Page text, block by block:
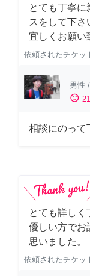
とても丁寧に
スをして下さ
宜しくお願い
依頼されたチケッ
男性 /
sentiment_satisfied 21
相談にのって
とても詳しく
優しい方でお
思いました。
依頼されたチケッ